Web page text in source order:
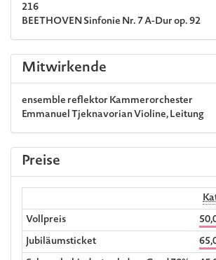
216
BEETHOVENSinfonie Nr. 7 A-Dur op. 92
Mitwirkende
ensemble reflektor Kammerorchester
Emmanuel TjeknavorianVioline, Leitung
Preise
Vollpreis
Jubiläumsticket